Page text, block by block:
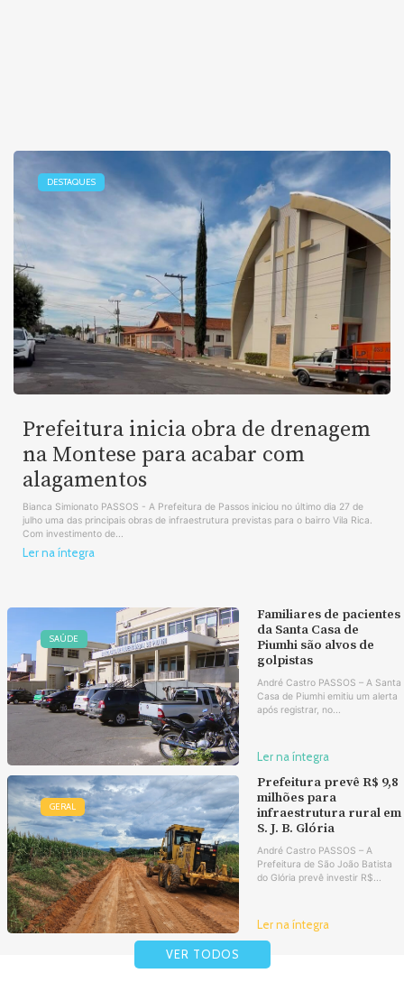
DESTAQUES
Prefeitura inicia obra de drenagem
na Montese para acabar com
alagamentos
Bianca Simionato PASSOS - A Prefeitura de Passos iniciou no último dia 27 de
julho uma das principais obras de infraestrutura previstas para o bairro Vila Rica.
Com investimento de...
Ler na íntegra
SAÚDE
Familiares de pacientes
da Santa Casa de
Piumhi são alvos de
golpistas
André Castro PASSOS – A Santa
Casa de Piumhi emitiu um alerta
após registrar, no...
Ler na íntegra
GERAL
Prefeitura prevê R$ 9,8
milhões para
infraestrutura rural em
S. J. B. Glória
André Castro PASSOS – A
Prefeitura de São João Batista
do Glória prevê investir R$...
Ler na íntegra
VER TODOS